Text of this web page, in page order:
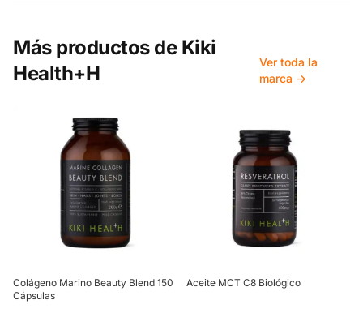
Más productos de Kiki
Health+H
Ver toda la
marca →
Colágeno Marino Beauty Blend 150
Cápsulas
Aceite MCT C8 Biológico